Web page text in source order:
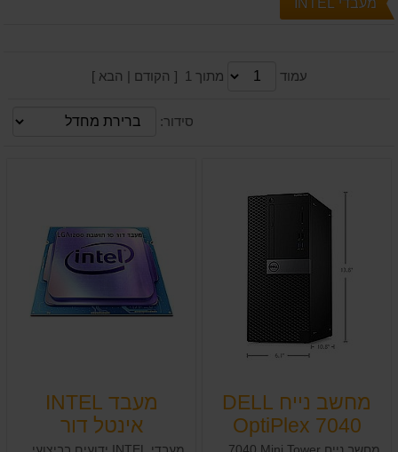
עמוד מתוך 1 [ הקודם | הבא ]
סידור:
מחשב נייח DELL
OptiPlex 7040
מעבד INTEL
אינטל דור